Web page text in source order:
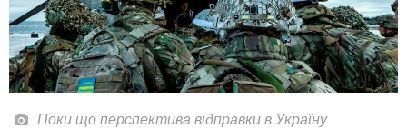
Поки що перспектива відправки в Україну